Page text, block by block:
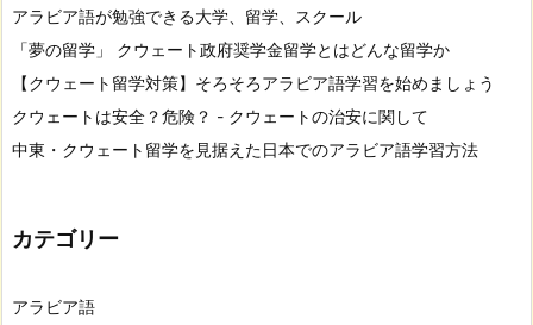
アラビア語が勉強できる大学、留学、スクール
「夢の留学」 クウェート政府奨学金留学とはどんな留学か
【クウェート留学対策】そろそろアラビア語学習を始めましょう
クウェートは安全？危険？ - クウェートの治安に関して
中東・クウェート留学を見据えた日本でのアラビア語学習方法
カテゴリー
アラビア語